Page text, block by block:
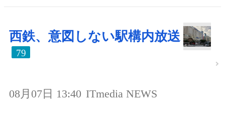
西鉄、意図しない駅構内放送
79
08月07日 13:40 ITmedia NEWS